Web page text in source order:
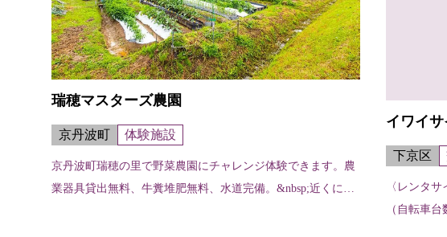
瑞穂マスターズ農園
京丹波町 体験施設
京丹波町瑞穂の里で野菜農園にチャレンジ体験できます。農
業器具貸出無料、牛糞堆肥無料、水道完備。&nbsp;近くに、
イワイ
下京区
〈レンタ
（自転車台